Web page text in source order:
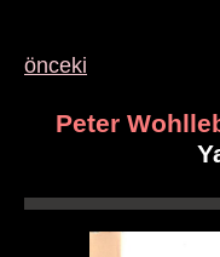
önceki
Peter